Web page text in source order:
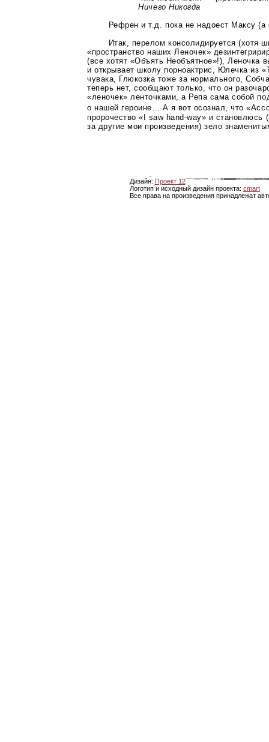
Ничего Никогда
Рефрен и т.д. пока не надоест Максу
Итак, перелом консолидируется (хотя
«пространство наших Леночек»
(все хотят «Объять Необъятное»!), Леночка
и открывает школу порноактрис, Юлечка из
чувака, Глюкозка тоже за нормального,
теперь нет, сообщают только, что он
«леночек» ленточками, а Репа сама собой
о нашей героине… А я вот осознал, что
пророчество «I saw hand-way» и становлюсь
за другие мои произведения) зело
Дизайн: Проект 12
Логотип и исходный дизайн проекта: cmart
Все права на произведения принадлежат